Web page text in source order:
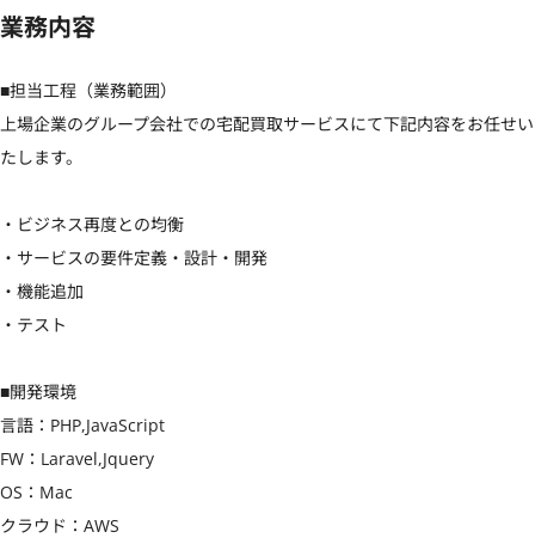
業務内容
■担当工程（業務範囲）
上場企業のグループ会社での宅配買取サービスにて下記内容をお任せい
たします。
・ビジネス再度との均衡
・サービスの要件定義・設計・開発
・機能追加
・テスト
■開発環境
言語：PHP,JavaScript
FW：Laravel,Jquery
OS：Mac
クラウド：AWS